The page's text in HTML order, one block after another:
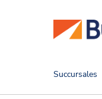
Succursales